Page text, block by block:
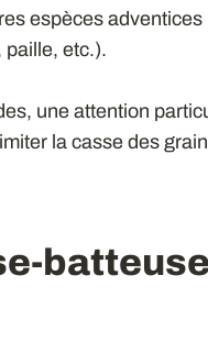
espèces
paille, etc.).
une attention
la casse des